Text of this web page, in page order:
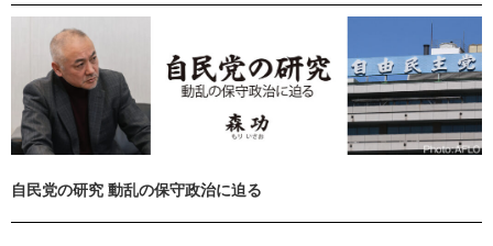
自民党の研究 動乱の保守政治に迫る